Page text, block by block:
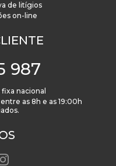
de litígios
on-line
987
nacional
as 8h e as 19:00h